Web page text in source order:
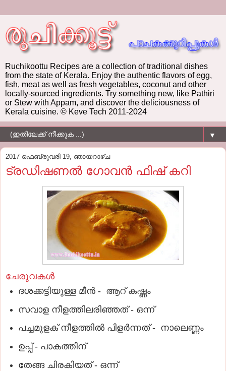
Ruchikoottu Recipes are a collection of traditional dishes
from the state of Kerala. Enjoy the authentic flavors of egg,
fish, meat as well as fresh vegetables, coconut and other
locally-sourced ingredients. Try something new, like Pathiri
or Stew with Appam, and discover the deliciousness of
Kerala cuisine. © Keve Tech 2011-2024
▼
2017 ഫെബ്രുവരി 19, ഞായറാഴ്‌ച
ട്രഡിഷണല്‍ ഗോവന്‍ ഫിഷ് കറി
ചേരുവകൾ
ദശക്കട്ടിയുള്ള മീന്‍ - ആറ് കഷ്ണം
സവാള നീളത്തിലരിഞ്ഞത് - ഒന്ന്
പച്ചമുളക് നീളത്തില്‍ പിളര്‍ന്നത് - നാലെണ്ണം
ഉപ്പ് - പാകത്തിന്
തേങ്ങ ചിരകിയത് - ഒന്ന്